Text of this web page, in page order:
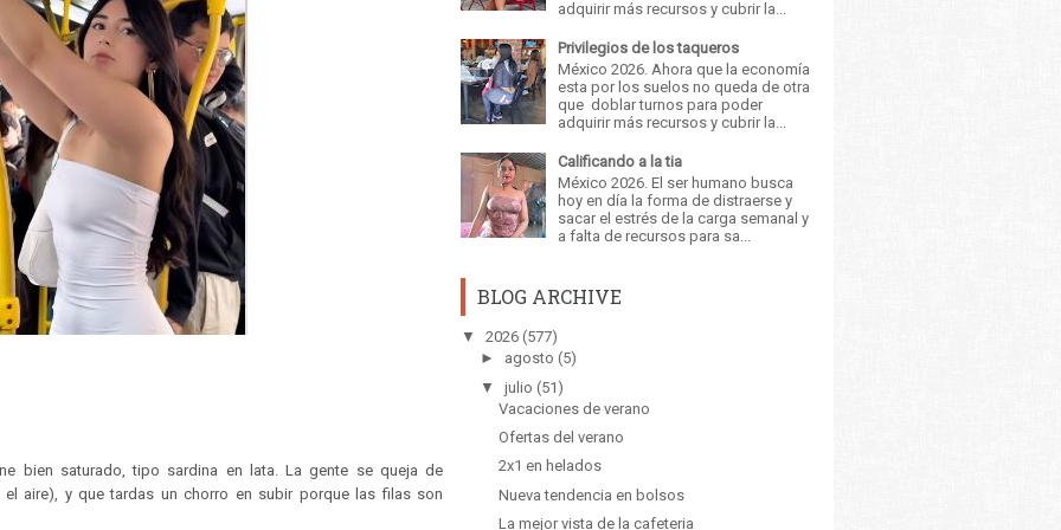
bien saturado, tipo sardina en lata. La gente se queja de
aire), y que tardas un chorro en subir porque las filas son
adquirir más recursos y cubrir la...
Privilegios de los taqueros
México 2026. Ahora que la economía
esta por los suelos no queda de otra
que doblar turnos para poder
adquirir más recursos y cubrir la...
Calificando a la tia
México 2026. El ser humano busca
hoy en día la forma de distraerse y
sacar el estrés de la carga semanal y
a falta de recursos para sa...
BLOG ARCHIVE
▼ 2026 (577)
► agosto (5)
▼
julio (51)
Vacaciones de verano
Ofertas del verano
2x1 en helados
Nueva tendencia en bolsos
La mejor vista de la cafeteria